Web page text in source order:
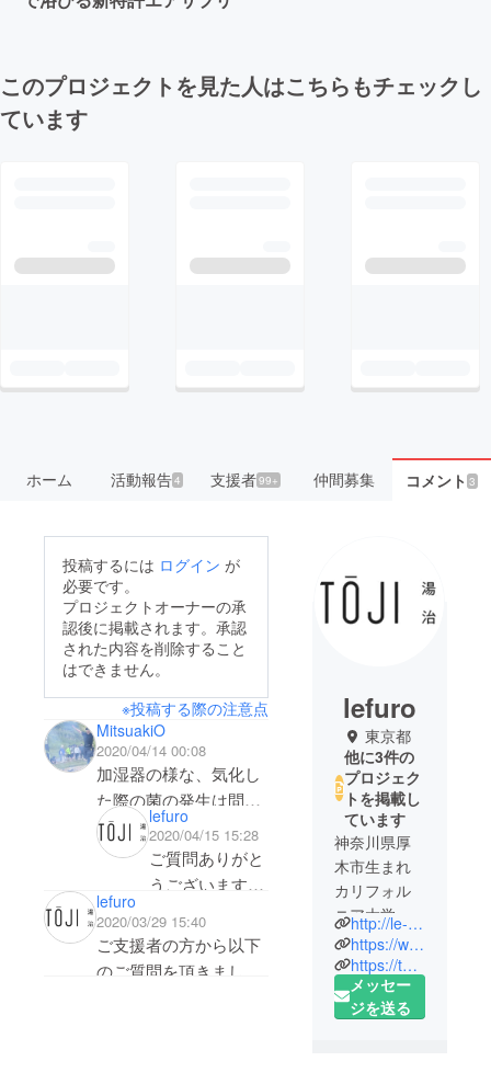
このプロジェクトを見た人はこちらもチェックし
ています
ホーム 活動報告4 支援者99+ 仲間募集 コメント3
投稿するには ログイン が
必要です。
プロジェクトオーナーの承
認後に掲載されます。承認
された内容を削除すること
はできません。
※投稿する際の注意点
MitsuakiO
2020/04/14 00:08
加湿器の様な、気化し
た際の菌の発生は問題
なさそうでしょうか。
シェール温泉を使い切
る事でそれは対処可と
いう事ですかね。消費
期限がある事はその辺
のリスク回避と考えた
lefuro
2020/04/15 15:28
ご質問ありがと
うございます。
ご認識の通りで
す。より安全に
使っていただく
lefuro
2020/03/29 15:40
ご支援者の方から以下
のご質問を頂きました
lefuro
東京都
他に3件の
プロジェク
トを掲載し
ています
神奈川県厚
木市生まれ
カリフォル
ニア大学経
済学部及び
慶應義塾大
学商学部卒
業後
http://le-furo.com/
https://www.youtube.com/watch?v=usc3Ye0sYvg
https://to-ji.jp/collections/category_all-product
メッセー
ジを送る